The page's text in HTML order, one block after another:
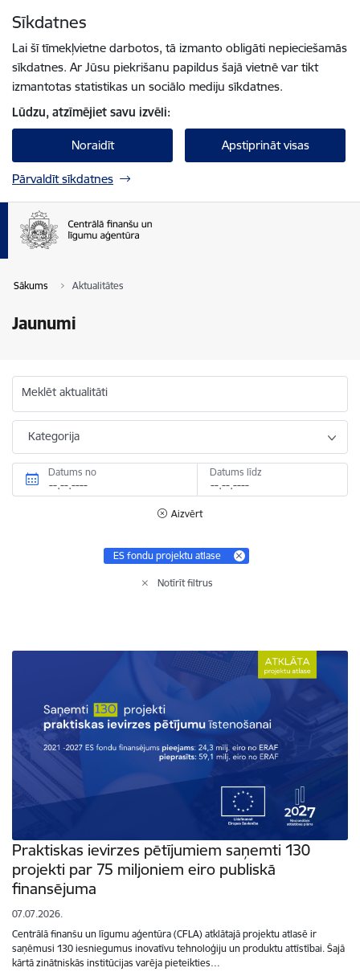
Sīkdatnes
Lai šī tīmekļvietne darbotos, tā izmanto obligāti nepieciešamās
sīkdatnes. Ar Jūsu piekrišanu papildus šajā vietnē var tikt
izmantotas statistikas un sociālo mediju sīkdatnes.
Lūdzu, atzīmējiet savu izvēli:
Noraidīt Apstiprināt visas
Pārvaldīt sīkdatnes
Sākums Aktualitātes
Jaunumi
Meklēt aktualitāti
Kategorija
Datums no Datums līdz
Aizvērt
ES fondu projektu atlase
Notīrīt filtrus
Praktiskas ievirzes pētījumiem saņemti 130
projekti par 75 miljoniem eiro publiskā
finansējuma
07.07.2026.
Centrālā finanšu un līgumu aģentūra (CFLA) atklātajā projektu atlasē ir
saņēmusi 130 iesniegumus inovatīvu tehnoloģiju un produktu attīstībai. Šajā
kārtā zinātniskās institūcijas varēja pieteikties…